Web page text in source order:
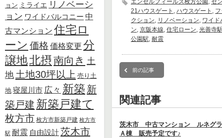
ョン ミライエ リノベーシ
ョン ワイドバルコニー 中
古マンション 住宅ロ
ーン 価格 価格変更 分
譲地北摂南向き 土
地 土地30坪以上 売り土
地 寝屋川市 広々 新築 新
築戸建 新築戸建て
枚方市 枚方市新築戸建 枚方市
駅 耐震 自由設計茨木市
エンゼルフィールズ枚方公園 , セ
21ハウスゲート , ハウスゲート ,
クション, リノベーション, ワイド
ン, 京阪本線, 住宅ローン, 光善寺
公園駅, 耐震
前の記事
関連記事
茨木市 中古マンション ルネグ
Ａ棟 販売予定です♪